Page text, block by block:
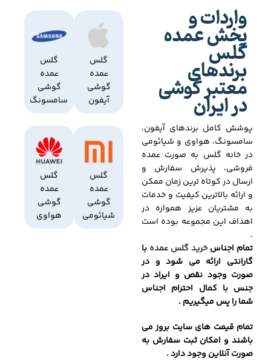
واردات و
پخش عمده
گلس
برندهای
معتبر گوشی
در ایران
پوشش کامل برندهای آیفون،
سامسونگ، هواوی و شیائومی
در خانه گلس به صورت عمده
فروشی، پذیرش سفارش و
ارسال در کوتاه ترین زمان ممکن
و ارائه بالاترین کیفیت و خدمات
به مشتریان عزیز همواره در
اهداف این مجموعه بوده است
.
تمام اجناسخرید گلس عمده با
گارانتی ارائه می شود و در
صورت وجود نقص و ایراد در
جنس با کمال احترام اجناس
شما را پس میگیریم .
تمام قیمت های سایت بروز می
باشند و امکان ثبت سفارش به
صورت آنلاین وجود دارد .
گلس
عمده
گوشی
آیفون
گلس
عمده
گوشی
سامسونگ
گلس
عمده
گوشی
شیائومی
گلس
عمده
گوشی
هواوی